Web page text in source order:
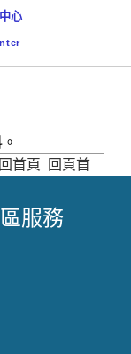
心
回首頁 回頁首
服務